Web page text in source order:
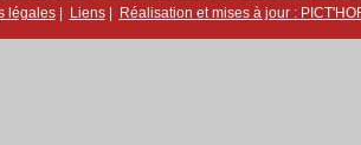
légales| Liens| Réalisation et mises à jour :